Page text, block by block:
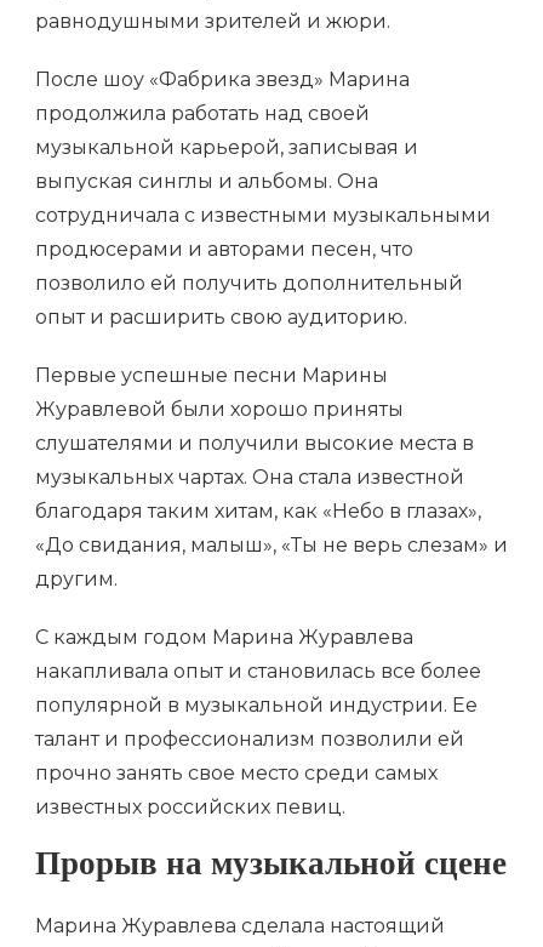
равнодушными зрителей и жюри.
После шоу «Фабрика звезд» Марина
продолжила работать над своей
музыкальной карьерой, записывая и
выпуская синглы и альбомы. Она
сотрудничала с известными музыкальными
продюсерами и авторами песен, что
позволило ей получить дополнительный
опыт и расширить свою аудиторию.
Первые успешные песни Марины
Журавлевой были хорошо приняты
слушателями и получили высокие места в
музыкальных чартах. Она стала известной
благодаря таким хитам, как «Небо в глазах»,
«До свидания, малыш», «Ты не верь слезам» и
другим.
С каждым годом Марина Журавлева
накапливала опыт и становилась все более
популярной в музыкальной индустрии. Ее
талант и профессионализм позволили ей
прочно занять свое место среди самых
известных российских певиц.
Прорыв на музыкальной сцене
Марина Журавлева сделала настоящий